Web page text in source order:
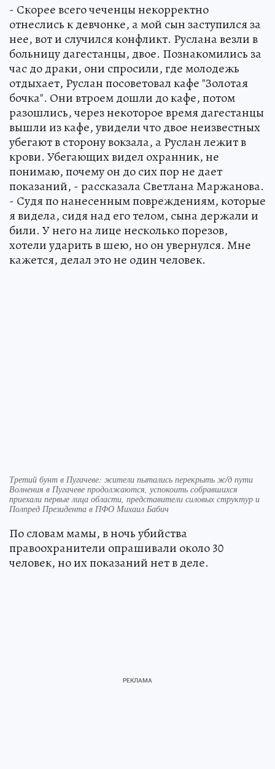
- Скорее всего чеченцы некорректно
отнеслись к девчонке, а мой сын заступился за
нее, вот и случился конфликт. Руслана везли в
больницу дагестанцы, двое. Познакомились за
час до драки, они спросили, где молодежь
отдыхает, Руслан посоветовал кафе "Золотая
бочка". Они втроем дошли до кафе, потом
разошлись, через некоторое время дагестанцы
вышли из кафе, увидели что двое неизвестных
убегают в сторону вокзала, а Руслан лежит в
крови. Убегающих видел охранник, не
понимаю, почему он до сих пор не дает
показаний, - рассказала Светлана Маржанова.
- Судя по нанесенным повреждениям, которые
я видела, сидя над его телом, сына держали и
били. У него на лице несколько порезов,
хотели ударить в шею, но он увернулся. Мне
кажется, делал это не один человек.
Третий бунт в Пугачеве: жители пытались перекрыть ж/д пути
Волнения в Пугачеве продолжаются, успокоить собравшихся
приехали первые лица области, представители силовых структур и
Полпред Президента в ПФО Михаил Бабич
По словам мамы, в ночь убийства
правоохранители опрашивали около 30
человек, но их показаний нет в деле.